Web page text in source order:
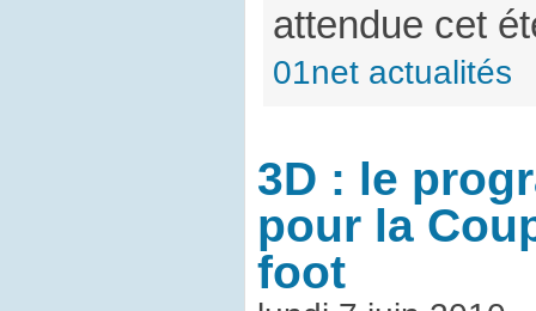
attendue cet
01net actualités
3D : le
pour la
foot